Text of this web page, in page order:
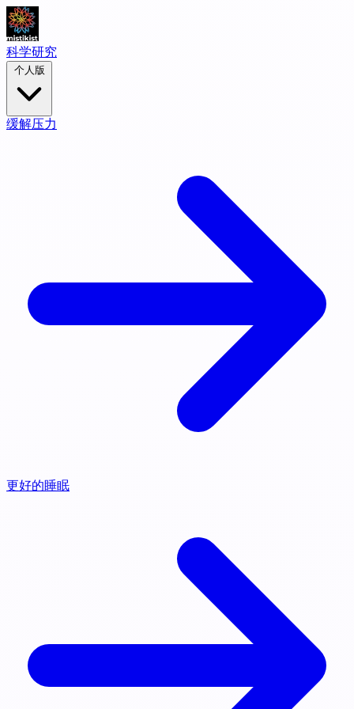
科学研究
缓解压力
更好的睡眠